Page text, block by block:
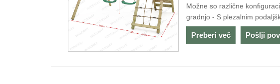
Možne so različne
gradnjo - S plezalnim
Preberi več Pošlji